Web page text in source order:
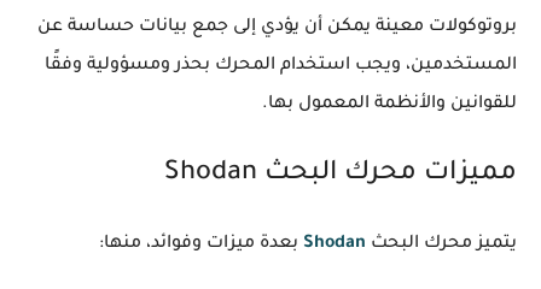
بروتوكولات معينة يمكن أن يؤدي إلى جمع بيانات حساسة عن
المستخدمين، ويجب استخدام المحرك بحذر ومسؤولية وفقًا
للقوانين والأنظمة المعمول بها.
مميزات محرك البحث Shodan
يتميز محرك البحث Shodan بعدة ميزات وفوائد، منها: